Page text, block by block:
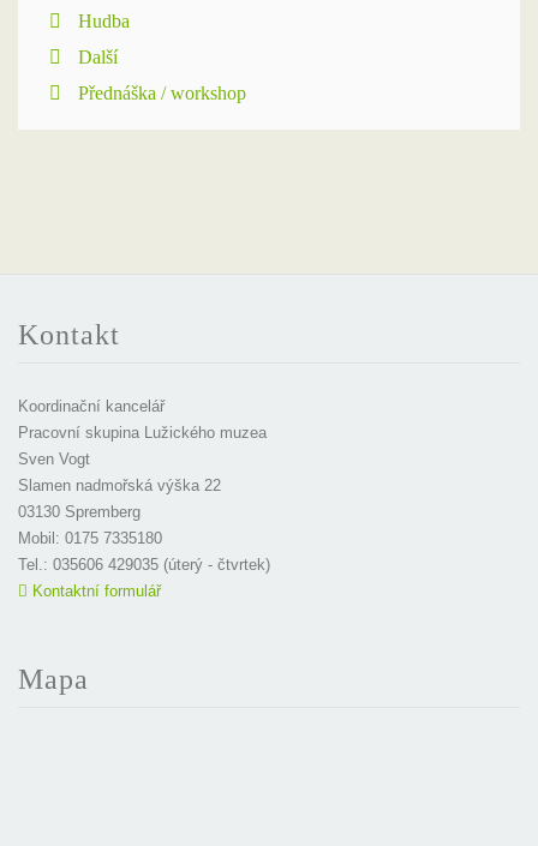
Hudba
Další
Přednáška / workshop
Kontakt
Koordinační kancelář
Pracovní skupina Lužického muzea
Sven Vogt
Slamen nadmořská výška 22
03130 Spremberg
Mobil: 0175 7335180
Tel.: 035606 429035 (úterý - čtvrtek)
Kontaktní formulář
Mapa